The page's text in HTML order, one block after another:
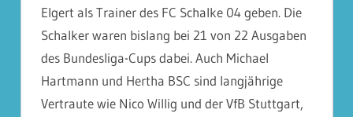
Elgert als Trainer des FC Schalke 04 geben. Die
Schalker waren bislang bei 21 von 22 Ausgaben
des Bundesliga-Cups dabei. Auch Michael
Hartmann und Hertha BSC sind langjährige
Vertraute wie Nico Willig und der VfB Stuttgart,